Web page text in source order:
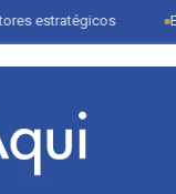
Entenda o